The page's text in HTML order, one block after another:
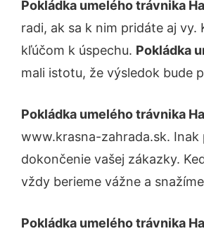
Pokládka umelého trávnika
radi, ak sa k nim pridáte aj
kľúčom k úspechu. Pokládka
mali istotu, že výsledok bude
Pokládka umelého trávnika
www.krasna-zahrada.sk.
dokončenie vašej zákazky.
vždy berieme vážne a
Pokládka umelého trávnika